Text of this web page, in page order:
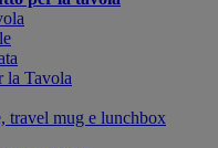
la Tavola
travel mug e lunchbox